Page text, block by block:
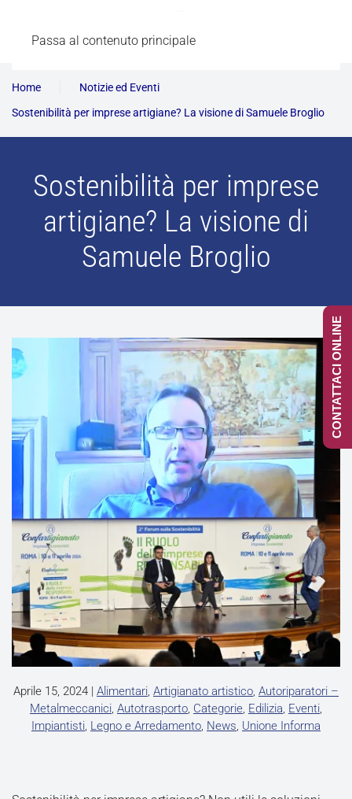
Passa al contenuto principale
Home
Notizie ed Eventi
Sostenibilità per imprese artigiane? La visione di Samuele Broglio
Sostenibilità per imprese
artigiane? La visione di
Samuele Broglio
Aprile 15, 2024 | Alimentari, Artigianato artistico, Autoriparatori –
Metalmeccanici, Autotrasporto, Categorie, Edilizia, Eventi,
Impiantisti, Legno e Arredamento, News, Unione Informa
CONTATTACI ONLINE